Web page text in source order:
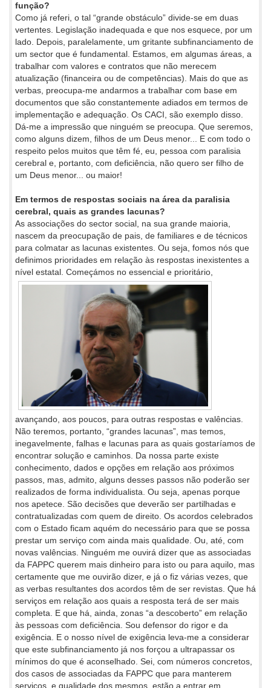
função?
Como já referi, o tal “grande obstáculo” divide-se em duas
vertentes. Legislação inadequada e que nos esquece, por um
lado. Depois, paralelamente, um gritante subfinanciamento de
um sector que é fundamental. Estamos, em algumas áreas, a
trabalhar com valores e contratos que não merecem
atualização (financeira ou de competências). Mais do que as
verbas, preocupa-me andarmos a trabalhar com base em
documentos que são constantemente adiados em termos de
implementação e adequação. Os CACI, são exemplo disso.
Dá-me a impressão que ninguém se preocupa. Que seremos,
como alguns dizem, filhos de um Deus menor... E com todo o
respeito pelos muitos que têm fé, eu, pessoa com paralisia
cerebral e, portanto, com deficiência, não quero ser filho de
um Deus menor... ou maior!
Em termos de respostas sociais na área da paralisia
cerebral, quais as grandes lacunas?
As associações do sector social, na sua grande maioria,
nascem da preocupação de pais, de familiares e de técnicos
para colmatar as lacunas existentes. Ou seja, fomos nós que
definimos prioridades em relação às respostas inexistentes a
nível estatal. Começámos no essencial e prioritário,
avançando, aos poucos, para outras respostas e valências.
Não teremos, portanto, “grandes lacunas”, mas temos,
inegavelmente, falhas e lacunas para as quais gostaríamos de
encontrar solução e caminhos. Da nossa parte existe
conhecimento, dados e opções em relação aos próximos
passos, mas, admito, alguns desses passos não poderão ser
realizados de forma individualista. Ou seja, apenas porque
nos apetece. São decisões que deverão ser partilhadas e
contratualizadas com quem de direito. Os acordos celebrados
com o Estado ficam aquém do necessário para que se possa
prestar um serviço com ainda mais qualidade. Ou, até, com
novas valências. Ninguém me ouvirá dizer que as associadas
da FAPPC querem mais dinheiro para isto ou para aquilo, mas
certamente que me ouvirão dizer, e já o fiz várias vezes, que
as verbas resultantes dos acordos têm de ser revistas. Que há
serviços em relação aos quais a resposta terá de ser mais
completa. E que há, ainda, zonas “a descoberto” em relação
às pessoas com deficiência. Sou defensor do rigor e da
exigência. E o nosso nível de exigência leva-me a considerar
que este subfinanciamento já nos forçou a ultrapassar os
mínimos do que é aconselhado. Sei, com números concretos,
dos casos de associadas da FAPPC que para manterem
serviços, e qualidade dos mesmos, estão a entrar em